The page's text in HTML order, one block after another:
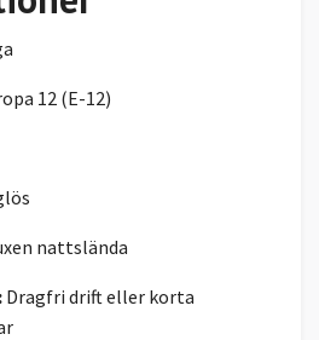
12 (E-12)
nattslända
Dragfri drift eller korta